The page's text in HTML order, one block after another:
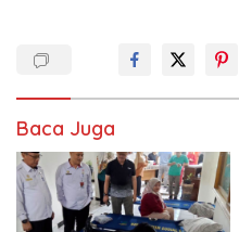
Baca Juga